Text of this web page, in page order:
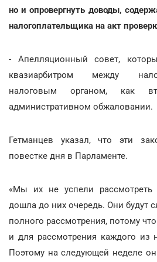
но и опровергнуть доводы,
налогоплательщика на акт
- Апелляционный совет,
квазиарбитром между
налоговым органом, как
административном обжаловании.
Гетманцев указал, что эти
повестке дня в Парламенте.
«Мы их не успели рассмотреть
дошла до них очередь. Они будут
полного рассмотрения, потому
и для рассмотрения каждого из
Поэтому на следующей неделе